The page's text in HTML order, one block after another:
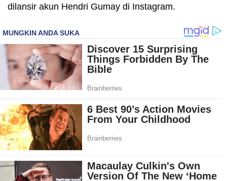
dilansir akun Hendri Gumay di Instagram.